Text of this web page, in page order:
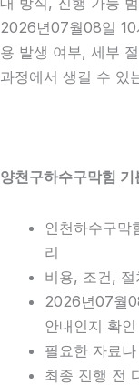
2026년07월08일 10
용 발생 여부, 세부
과정에서 생길 수 있
양천구하수구막힘
인천하수구막
리
비용, 조건,
2026년07월
안내인지 확인
필요한 자료
최종 진행 전